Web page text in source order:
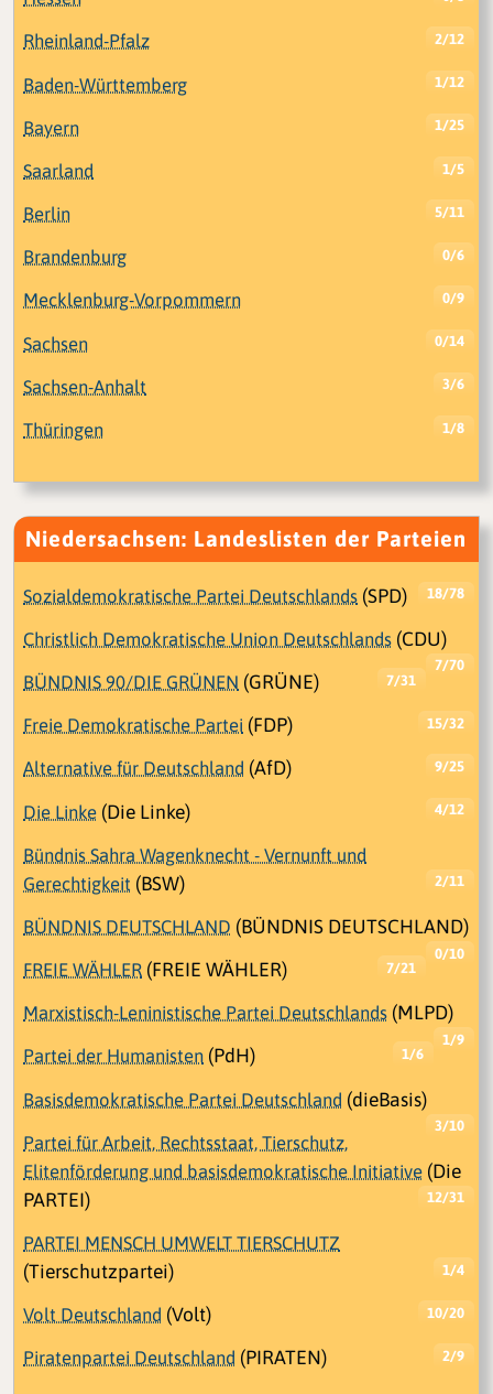
Rheinland-Pfalz 2/12
Baden-Württemberg 1/12
Bayern 1/25
Saarland 1/5
Berlin 5/11
Brandenburg 0/6
Mecklenburg-Vorpommern 0/9
Sachsen 0/14
Sachsen-Anhalt 3/6
Thüringen 1/8
Niedersachsen: Landeslisten der Parteien
Sozialdemokratische Partei Deutschlands (SPD) 18/78
Christlich Demokratische Union Deutschlands (CDU)
7/70
BÜNDNIS 90/DIE GRÜNEN (GRÜNE) 7/31
Freie Demokratische Partei (FDP) 15/32
Alternative für Deutschland (AfD) 9/25
Die Linke (Die Linke) 4/12
Bündnis Sahra Wagenknecht - Vernunft und
Gerechtigkeit (BSW) 2/11
BÜNDNIS DEUTSCHLAND (BÜNDNIS DEUTSCHLAND)
0/10
FREIE WÄHLER (FREIE WÄHLER) 7/21
Marxistisch-Leninistische Partei Deutschlands (MLPD)
1/9
Partei der Humanisten (PdH) 1/6
Basisdemokratische Partei Deutschland (dieBasis)
3/10
Partei für Arbeit, Rechtsstaat, Tierschutz,
Elitenförderung und basisdemokratische Initiative (Die
PARTEI)
12/31
PARTEI MENSCH UMWELT TIERSCHUTZ
(Tierschutzpartei)
1/4
Volt Deutschland (Volt) 10/20
Piratenpartei Deutschland (PIRATEN) 2/9